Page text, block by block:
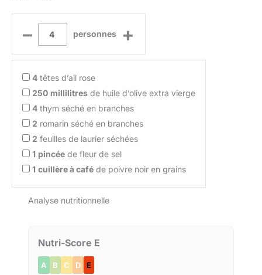
– personnes +
4 têtes d’ail rose
250 millilitres de huile d’olive extra vierge
4 thym séché en branches
2 romarin séché en branches
2 feuilles de laurier séchées
1 pincée de fleur de sel
1 cuillère à café de poivre noir en grains
Analyse nutritionnelle
Nutri-Score E
A B C D E